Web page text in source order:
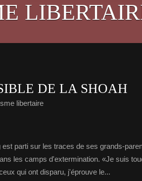
DE LA SHOAH
libertaire
parti sur les traces de ses grands-
les camps d'extermination. «Je suis
qui ont disparu, j'éprouve le...